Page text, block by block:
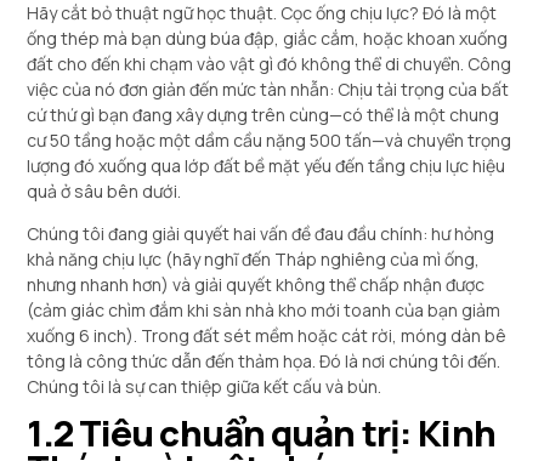
Hãy cắt bỏ thuật ngữ học thuật. Cọc ống chịu lực? Đó là một
ống thép mà bạn dùng búa đập, giắc cắm, hoặc khoan xuống
đất cho đến khi chạm vào vật gì đó không thể di chuyển. Công
việc của nó đơn giản đến mức tàn nhẫn: Chịu tải trọng của bất
cứ thứ gì bạn đang xây dựng trên cùng—có thể là một chung
cư 50 tầng hoặc một dầm cầu nặng 500 tấn—và chuyển trọng
lượng đó xuống qua lớp đất bề mặt yếu đến tầng chịu lực hiệu
quả ở sâu bên dưới.
Chúng tôi đang giải quyết hai vấn đề đau đầu chính: hư hỏng
khả năng chịu lực (hãy nghĩ đến Tháp nghiêng của mì ống,
nhưng nhanh hơn) và giải quyết không thể chấp nhận được
(cảm giác chìm đắm khi sàn nhà kho mới toanh của bạn giảm
xuống 6 inch). Trong đất sét mềm hoặc cát rời, móng dàn bê
tông là công thức dẫn đến thảm họa. Đó là nơi chúng tôi đến.
Chúng tôi là sự can thiệp giữa kết cấu và bùn.
1.2 Tiêu chuẩn quản trị: Kinh